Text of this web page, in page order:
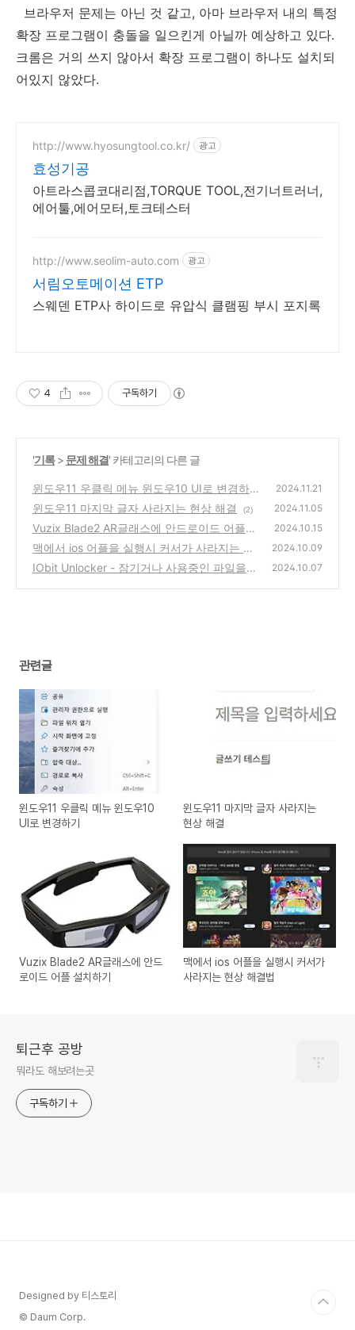
브라우저 문제는 아닌 것 같고, 아마 브라우저 내의 특정
확장 프로그램이 충돌을 일으킨게 아닐까 예상하고 있다.
크롬은 거의 쓰지 않아서 확장 프로그램이 하나도 설치되
어있지 않았다.
http://www.hyosungtool.co.kr/ 광고
효성기공
아트라스콥코대리점,TORQUE TOOL,전기너트러너,
에어툴,에어모터,토크테스터
http://www.seolim-auto.com 광고
서림오토메이션 ETP
스웨덴 ETP사 하이드로 유압식 클램핑 부시 포지록
4 구독하기
'기록> 문제 해결' 카테고리의 다른 글
윈도우11 우클릭 메뉴 윈도우10 UI로 변경하
기
(1)
2024.11.21
윈도우11 마지막 글자 사라지는 현상 해결 (2) 2024.11.05
Vuzix Blade2 AR글래스에 안드로이드 어플
설치하기
(0)
2024.10.15
맥에서 ios 어플을 실행시 커서가 사라지는 현
상 해결법
(9)
2024.10.09
IObit Unlocker - 잠기거나 사용중인 파일을
2024.10.07
관련글
윈도우11 우클릭 메뉴 윈도우10
UI로 변경하기
윈도우11 마지막 글자 사라지는
현상 해결
Vuzix Blade2 AR글래스에 안드
로이드 어플 설치하기
맥에서 ios 어플을 실행시 커서가
사라지는 현상 해결법
퇴근후 공방
뭐라도 해보려는곳
구독하기
Designed by 티스토리
© Daum Corp.